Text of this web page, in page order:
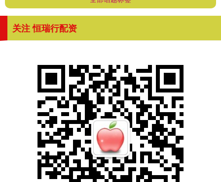
关注 恒瑞行配资